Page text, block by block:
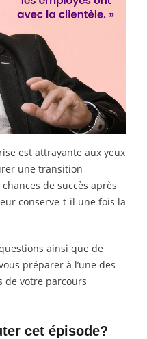
est attrayante aux yeux
une transition
de succès après
conserve-t-il une fois la
ainsi que de
préparer à l’une des
de votre parcours
cet épisode?